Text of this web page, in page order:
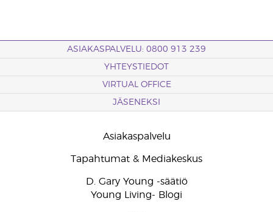
ASIAKASPALVELU: 0800 913 239
YHTEYSTIEDOT
VIRTUAL OFFICE
JÄSENEKSI
Asiakaspalvelu
Tapahtumat & Mediakeskus
D. Gary Young -säätiö
Young Living- Blogi